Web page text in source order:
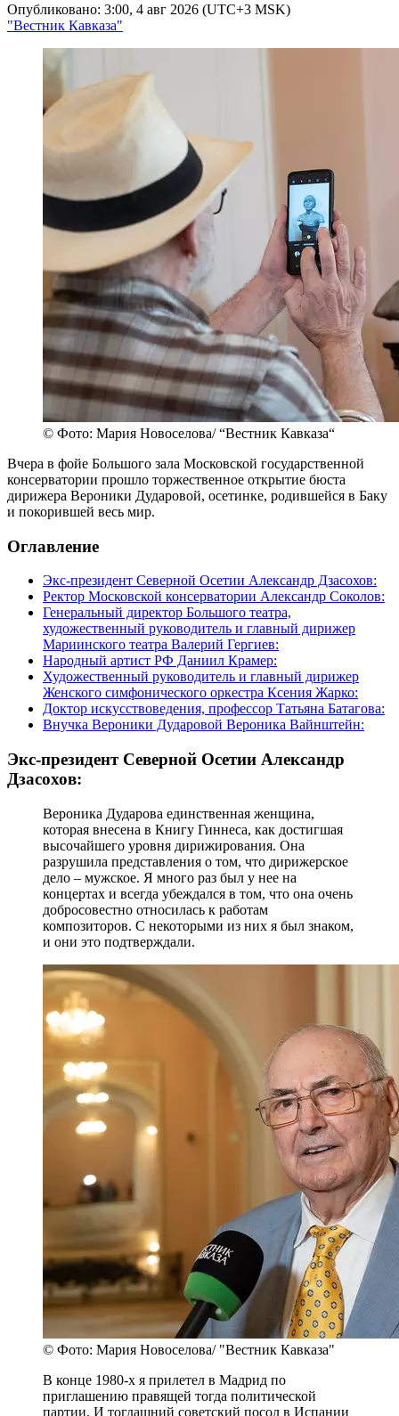
Опубликовано: 3:00, 4 авг 2026 (UTC+3 MSK)
"Вестник Кавказа"
© Фото: Мария Новоселова/ “Вестник Кавказа“
Вчера в фойе Большого зала Московской государственной
консерватории прошло торжественное открытие бюста
дирижера Вероники Дударовой, осетинке, родившейся в Баку
и покорившей весь мир.
Оглавление
Экс-президент Северной Осетии Александр Дзасохов:
Ректор Московской консерватории Александр Соколов:
Генеральный директор Большого театра,
художественный руководитель и главный дирижер
Мариинского театра Валерий Гергиев:
Народный артист РФ Даниил Крамер:
Художественный руководитель и главный дирижер
Женского симфонического оркестра Ксения Жарко:
Доктор искусствоведения, профессор Татьяна Батагова:
Внучка Вероники Дударовой Вероника Вайнштейн:
Экс-президент Северной Осетии Александр
Дзасохов:
Вероника Дударова единственная женщина,
которая внесена в Книгу Гиннеса, как достигшая
высочайшего уровня дирижирования. Она
разрушила представления о том, что дирижерское
дело – мужское. Я много раз был у нее на
концертах и всегда убеждался в том, что она очень
добросовестно относилась к работам
композиторов. С некоторыми из них я был знаком,
и они это подтверждали.
© Фото: Мария Новоселова/ "Вестник Кавказа"
В конце 1980-х я прилетел в Мадрид по
приглашению правящей тогда политической
партии. И тогдашний советский посол в Испании